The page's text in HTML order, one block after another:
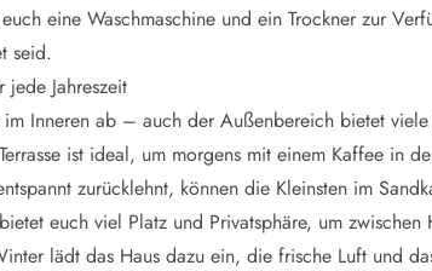
eine Waschmaschine und ein Trockner zur
seid.
Jahreszeit
Inneren ab – auch der Außenbereich bietet
ist ideal, um morgens mit einem Kaffee in
zurücklehnt, können die Kleinsten im
euch viel Platz und Privatsphäre, um
lädt das Haus dazu ein, die frische Luft und